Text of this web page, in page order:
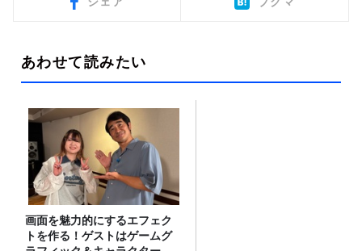
あわせて読みたい
画面を魅力的にするエフェク
トを作る！ゲストはゲームグ